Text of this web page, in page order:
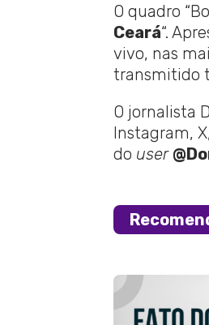
O quadro
Ceará“.
vivo, nas
transmitido
O jornalista
Instagram,
do user